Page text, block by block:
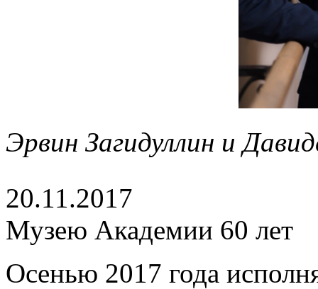
Эрвин Загидуллин и
20.11.2017
Музею Академии 60 лет
Осенью 2017 года